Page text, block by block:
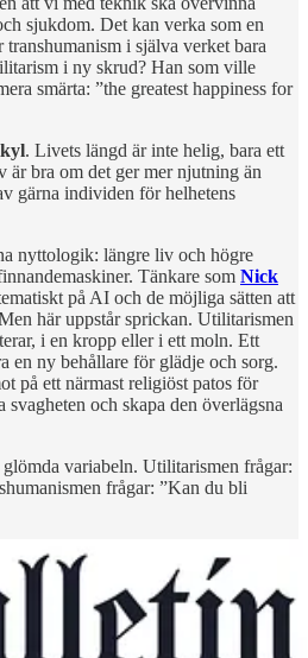
sjukdom. Det kan verka som en
i själva verket bara
i ny skrud? Han som ville
smärta: ”the greatest happiness for
. Livets längd är inte helig, bara ett
bra om det ger mer njutning än
gärna individen för helhetens
nyttologik: längre liv och högre
Tänkare som Nick
på AI och de möjliga sätten att
här uppstår sprickan. Utilitarismen
i en kropp eller i ett moln. Ett
en ny behållare för glädje och sorg.
på ett närmast religiöst patos för
och skapa den överlägsna
variabeln. Utilitarismen frågar:
frågar: ”Kan du bli